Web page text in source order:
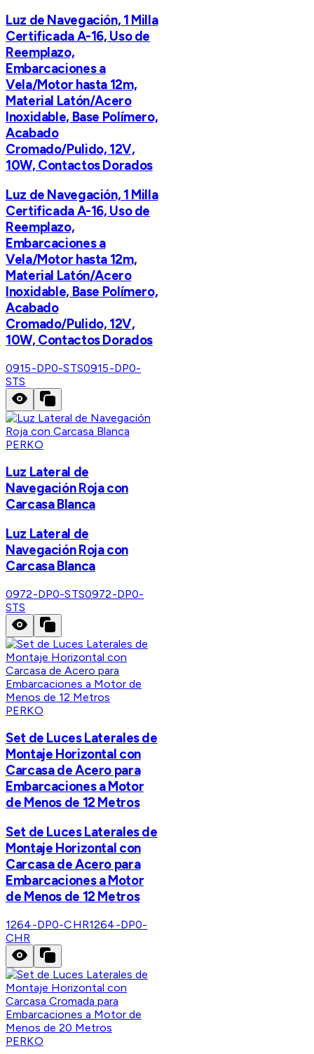
Luz de Navegación, 1 Milla
Certificada A-16, Uso de
Reemplazo,
Embarcaciones a
Vela/Motor hasta 12m,
Material Latón/Acero
Inoxidable, Base Polímero,
Acabado
Cromado/Pulido, 12V,
10W, Contactos Dorados
Luz de Navegación, 1 Milla
Certificada A-16, Uso de
Reemplazo,
Embarcaciones a
Vela/Motor hasta 12m,
Material Latón/Acero
Inoxidable, Base Polímero,
Acabado
Cromado/Pulido, 12V,
10W, Contactos Dorados
0915-DP0-STS0915-DP0-
STS
PERKO
Luz Lateral de
Navegación Roja con
Carcasa Blanca
Luz Lateral de
Navegación Roja con
Carcasa Blanca
0972-DP0-STS0972-DP0-
STS
PERKO
Set de Luces Laterales de
Montaje Horizontal con
Carcasa de Acero para
Embarcaciones a Motor
de Menos de 12 Metros
Set de Luces Laterales de
Montaje Horizontal con
Carcasa de Acero para
Embarcaciones a Motor
de Menos de 12 Metros
1264-DP0-CHR1264-DP0-
CHR
PERKO